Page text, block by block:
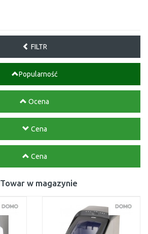
FILTR
Popularność
Ocena
Cena
Cena
Towar w magazynie